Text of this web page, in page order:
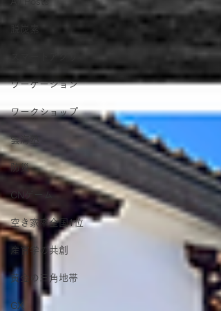
ワーケーション
ワークショップ
雲海塾
防災
CNゲーム
空き家率全国1位
産官学の共創
黄金の三角地帯
GX